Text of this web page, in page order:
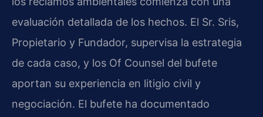
evaluación detallada de los hechos. El Sr. Sris,
Propietario y Fundador, supervisa la estrategia
de cada caso, y los Of Counsel del bufete
aportan su experiencia en litigio civil y
negociación. El bufete ha documentado